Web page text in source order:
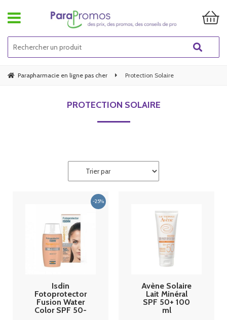
Parapharmacie en ligne pas cher Protection Solaire
PROTECTION SOLAIRE
Isdin
Fotoprotector
Fusion Water
Color SPF 50-
Avène Solaire
Lait Minéral
SPF 50+ 100
ml